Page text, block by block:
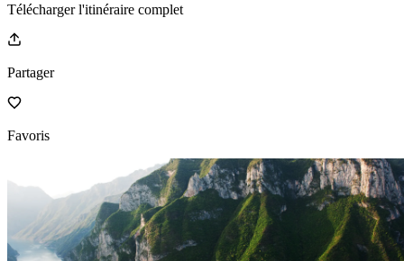
Télécharger l'itinéraire complet
Partager
Favoris